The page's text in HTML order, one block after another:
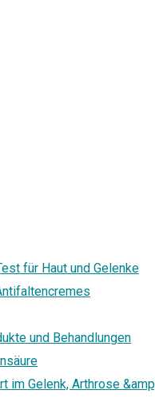
für Haut und Gelenke
und Behandlungen
im Gelenk, Arthrose